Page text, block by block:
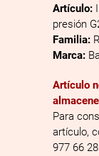
Artículo:
presión
Familia:
Marca:
Artículo
Para
artículo,
977 66